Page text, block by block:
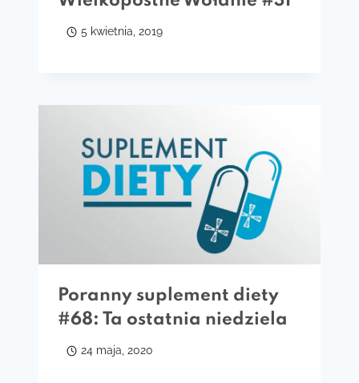
5 kwietnia, 2019
Poranny suplement diety
#68: Ta ostatnia niedziela
24 maja, 2020